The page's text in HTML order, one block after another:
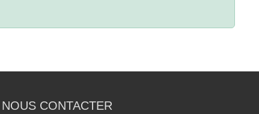
NOUS CONTACTER